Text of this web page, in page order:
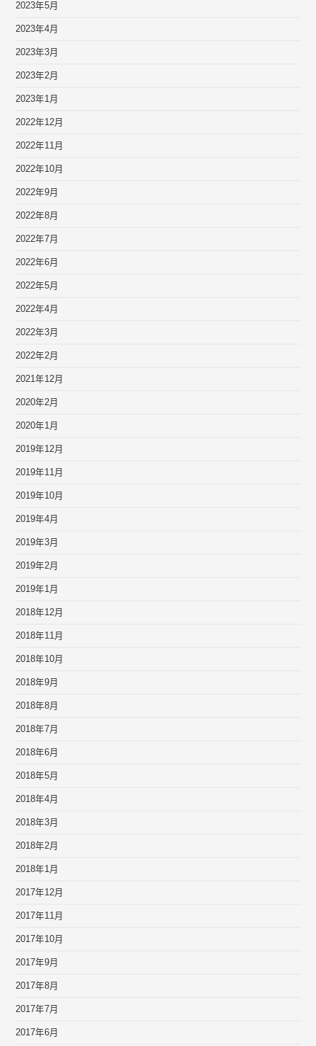
2023年5月
2023年4月
2023年3月
2023年2月
2023年1月
2022年12月
2022年11月
2022年10月
2022年9月
2022年8月
2022年7月
2022年6月
2022年5月
2022年4月
2022年3月
2022年2月
2021年12月
2020年2月
2020年1月
2019年12月
2019年11月
2019年10月
2019年4月
2019年3月
2019年2月
2019年1月
2018年12月
2018年11月
2018年10月
2018年9月
2018年8月
2018年7月
2018年6月
2018年5月
2018年4月
2018年3月
2018年2月
2018年1月
2017年12月
2017年11月
2017年10月
2017年9月
2017年8月
2017年7月
2017年6月